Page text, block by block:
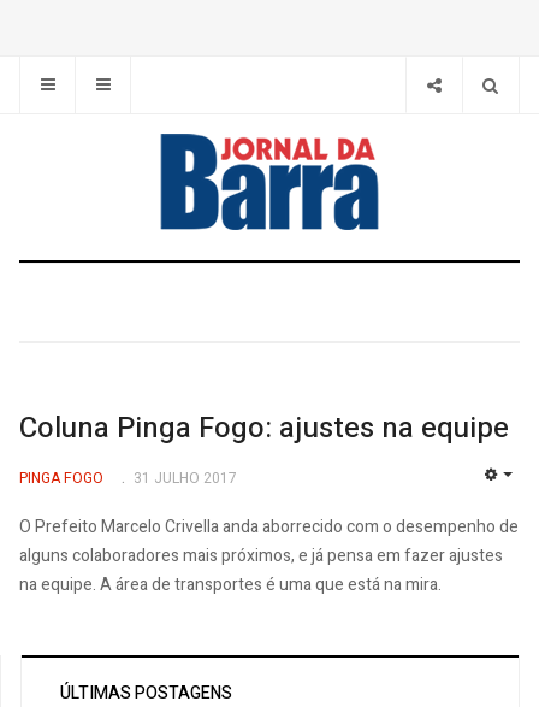
Coluna Pinga Fogo: ajustes na equipe
PINGA FOGO 31 JULHO 2017
O Prefeito Marcelo Crivella anda aborrecido com o desempenho de
alguns colaboradores mais próximos, e já pensa em fazer ajustes
na equipe. A área de transportes é uma que está na mira.
ÚLTIMAS POSTAGENS